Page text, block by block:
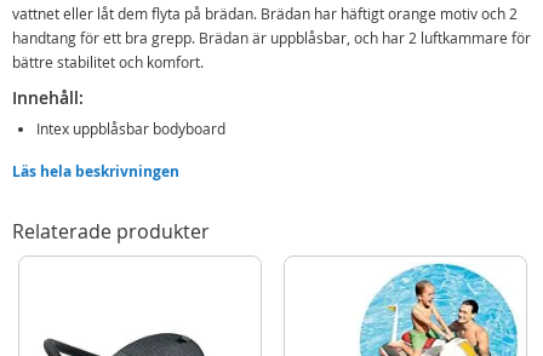
vattnet eller låt dem flyta på brädan. Brädan har häftigt orange motiv och 2
handtang för ett bra grepp. Brädan är uppblåsbar, och har 2 luftkammare för
bättre stabilitet och komfort.
Innehåll:
Intex uppblåsbar bodyboard
Mått: 112 x 62 cm
OBS: Pumpen ingår ej. Används under uppsikt av vuxen.
Läs hela beskrivningen
Relaterade produkter